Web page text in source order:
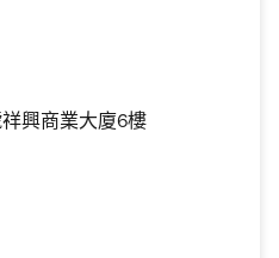
興商業大廈6樓